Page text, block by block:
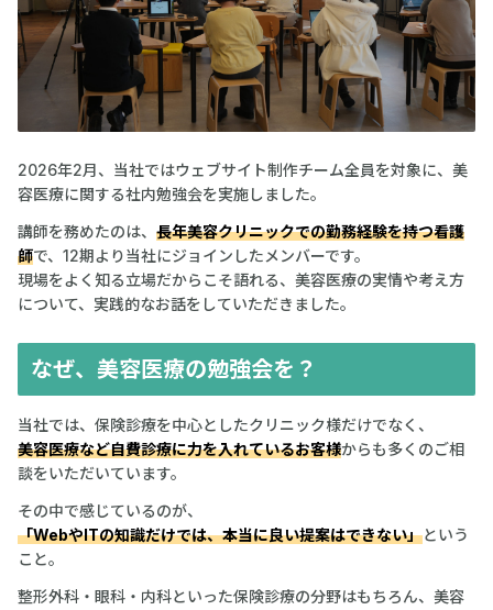
2026年2月、当社ではウェブサイト制作チーム全員を対象に、美
容医療に関する社内勉強会を実施しました。
講師を務めたのは、 長年美容クリニックでの勤務経験を持つ看護
師で、12期より当社にジョインしたメンバーです。
現場をよく知る立場だからこそ語れる、美容医療の実情や考え方
について、実践的なお話をしていただきました。
なぜ、美容医療の勉強会を？
当社では、保険診療を中心としたクリニック様だけでなく、
美容医療など自費診療に力を入れているお客様からも多くのご相
談をいただいています。
その中で感じているのが、
「WebやITの知識だけでは、本当に良い提案はできない」という
こと。
整形外科・眼科・内科といった保険診療の分野はもちろん、美容